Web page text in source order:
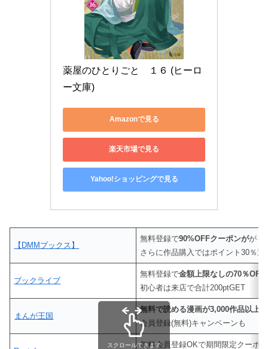
薬屋のひとりごと　１６ (ヒーロ
ー文庫)
Amazonで見る
楽天市場で見る
Yahoo!ショッピングで見る
【DMMブックス】
無料登録で90%OFFクーポンががも
さらに作品購入ではポイント30％還
ブックライブ
無料登録で金額上限なしの70％
初心者は来店で合計200ptGET
まんが王国
無料で読める漫画が3,000作品以上！
会員登録(無料)キャンペーンも
無料会員登録OKで期間限定クーポ
スクロールできます